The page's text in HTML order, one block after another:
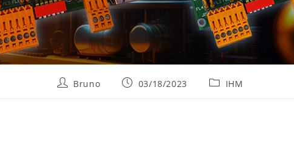
Bruno 03/18/2023 IHM